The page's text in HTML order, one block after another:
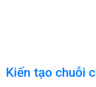
Kiến tạo chuỗi